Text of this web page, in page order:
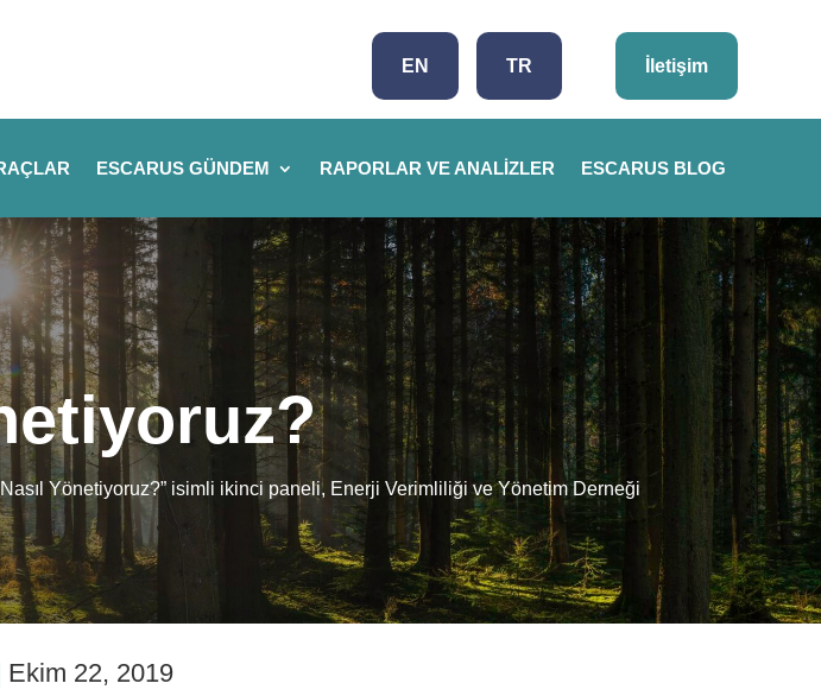
EN TR İletişim
ESCARUS GÜNDEM RAPORLAR VE ANALIZLER ESCARUS BLOG
Yönetiyoruz?” isimli ikinci paneli, Enerji Verimliliği ve Yönetim Derneği
Ekim 22, 2019